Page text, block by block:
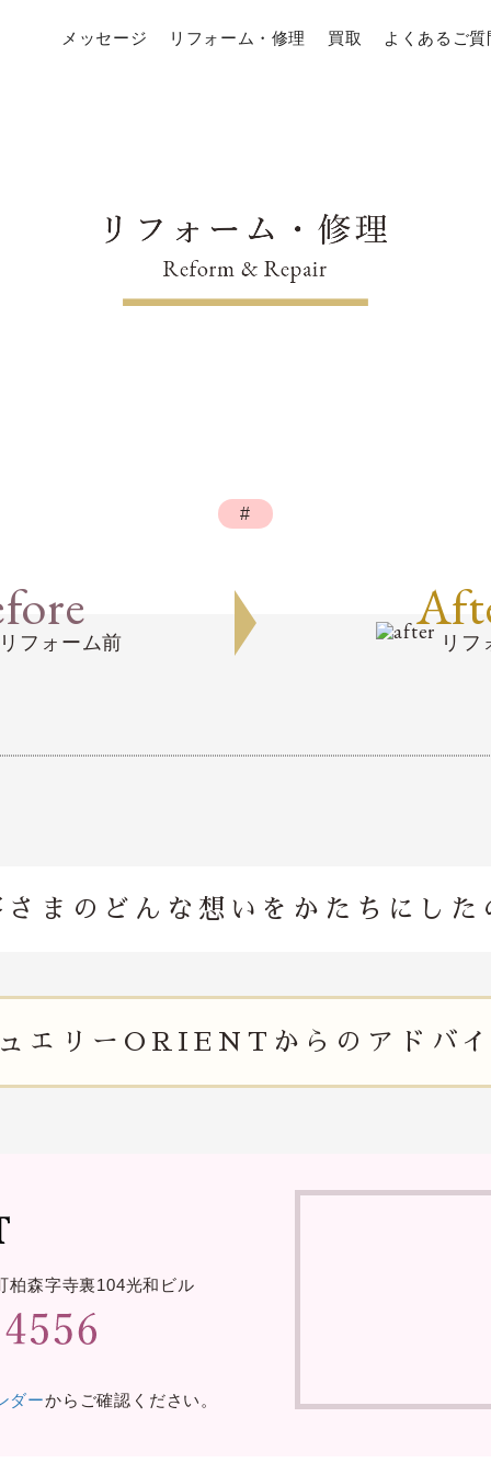
メッセージ リフォーム・修理 買取 よくあるご質
#
リフォーム前 リフ
さまのどんな想いを かたちにした
エリー ORIENTからの アドバ
柏森字寺裏104光和ビル
ダーからご確認ください。